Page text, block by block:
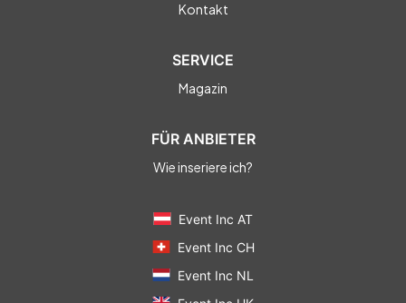
Kontakt
SERVICE
Magazin
FÜR ANBIETER
Wie inseriere ich?
Event Inc AT
Event Inc CH
Event Inc NL